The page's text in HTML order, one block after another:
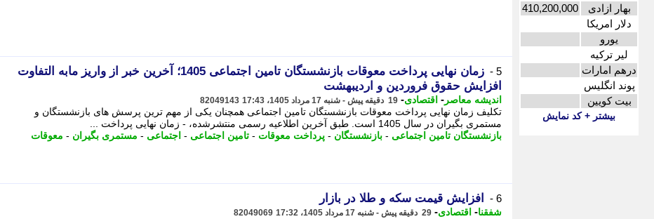
بهار ازادی
410,200,000
دلار امریکا
یورو
لیر ترکیه
درهم امارات
پوند انگلیس
بیت کویین
بیشتر + کد نمایش
5 -
زمان نهایی پرداخت معوقات بازنشستگان تامین اجتماعی 1405؛ آخرین خبر از واریز مابه التفاوت
افزایش حقوق فروردین و اردیبهشت
اندیشه معاصر - اقتصادی- 19 دقیقه پیش - شنبه 17 مرداد 1405، 17:43 82049143
تکلیف زمان نهایی پرداخت معوقات بازنشستگان تامین اجتماعی همچنان یکی از مهم ترین پرسش های بازنشستگان و
مستمری بگیران در سال 1405 است. طبق آخرین اطلاعیه رسمی منتشرشده، - زمان نهایی پرداخت ...
بازنشستگان تامین اجتماعی - بازنشستگان - پرداخت معوقات - تامین اجتماعی - اجتماعی - مستمری بگیران - معوقات
6 - افزایش قیمت سکه و طلا در بازار
شفقنا- اقتصادی- 29 دقیقه پیش - شنبه 17 مرداد 1405، 17:32 82049069